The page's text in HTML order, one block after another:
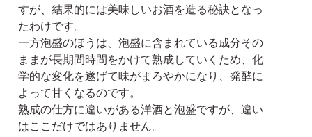
すが、結果的には美味しいお酒を造る秘訣となっ
たわけです。
一方泡盛のほうは、泡盛に含まれている成分その
ままが長期間時間をかけて熟成していくため、化
学的な変化を遂げて味がまろやかになり、発酵に
よって甘くなるのです。
熟成の仕方に違いがある洋酒と泡盛ですが、違い
はここだけではありません。